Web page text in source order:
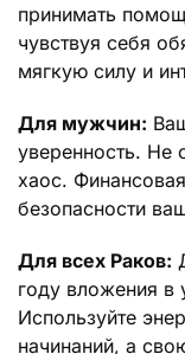
принимать
чувствуя себя
мягкую силу и
Для мужчин:
уверенность. Не
хаос.
безопасности
Для всех Раков:
году вложения
Используйте
начинаний, а